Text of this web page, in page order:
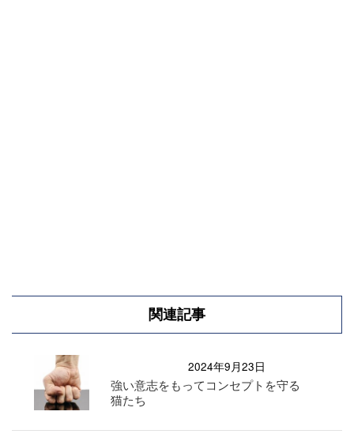
関連記事
2024年9月23日
強い意志をもってコンセプトを守る
猫たち